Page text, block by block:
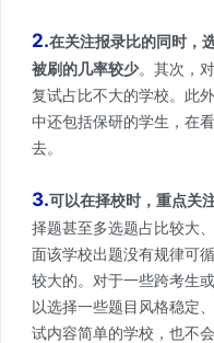
2.在关注报录比的同时，
被刷的几率较少。其次，
复试占比不大的学校。此
中还包括保研的学生，在
去。
3.可以在择校时，重点关
择题甚至多选题占比较大
面该学校出题没有规律可
较大的。对于一些跨考生
以选择一些题目风格稳定
试内容简单的学校，也不会